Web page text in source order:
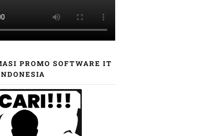
PROMO SOFTWARE IT